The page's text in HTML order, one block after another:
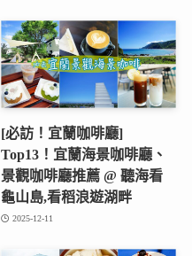
[必訪！宜蘭咖啡廳]
Top13！宜蘭海景咖啡廳、
景觀咖啡廳推薦 @ 聽海看
龜山島,看稻浪遊湖畔
2025-12-11